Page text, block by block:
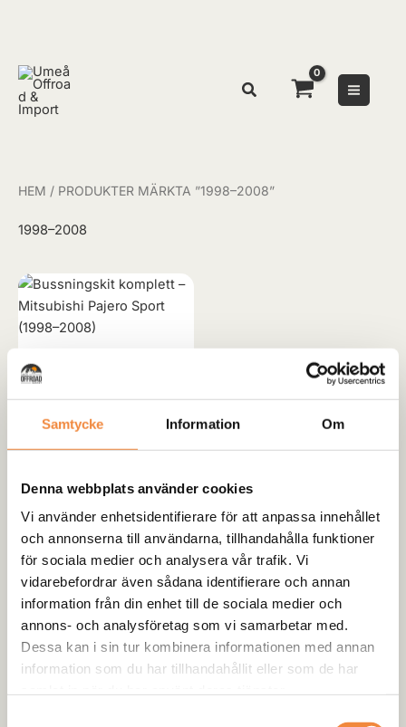
Samtycke Information Om
Denna webbplats använder cookies
Vi använder enhetsidentifierare för att anpassa innehållet
och annonserna till användarna, tillhandahålla funktioner
för sociala medier och analysera vår trafik. Vi
vidarebefordrar även sådana identifierare och annan
information från din enhet till de sociala medier och
annons- och analysföretag som vi samarbetar med.
Dessa kan i sin tur kombinera informationen med annan
information som du har tillhandahållit eller som de har
Sök
HEM / PRODUKTER MÄRKTA ”1998–2008”
1998–2008
Bussningskit komplett
– Mitsubishi Pajero
Sport (1998–2008)
3195,00kr inkl. moms